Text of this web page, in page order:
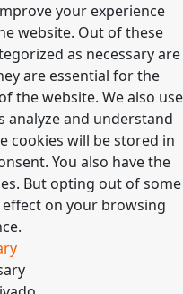
your experience
website. Out of these
as necessary are
are essential for the
the website. We also use
and understand
cookies will be stored in
You also have the
But opting out of some
on your browsing